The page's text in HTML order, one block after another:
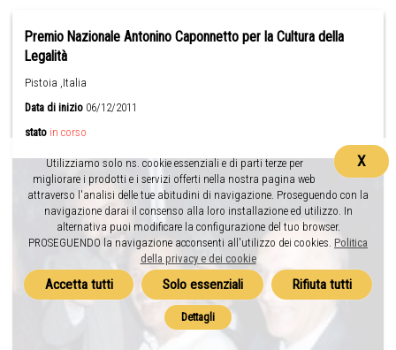
Premio Nazionale Antonino Caponnetto per la Cultura della
Legalità
Pistoia ,Italia
Data di inizio 06/12/2011
stato in corso
X
Utilizziamo solo ns. cookie essenziali e di parti terze per
migliorare i prodotti e i servizi offerti nella nostra pagina web
attraverso l'analisi delle tue abitudini di navigazione. Proseguendo con la
navigazione darai il consenso alla loro installazione ed utilizzo. In
alternativa puoi modificare la configurazione del tuo browser.
PROSEGUENDO la navigazione acconsenti all'utilizzo dei cookies. Politica
della privacy e dei cookie